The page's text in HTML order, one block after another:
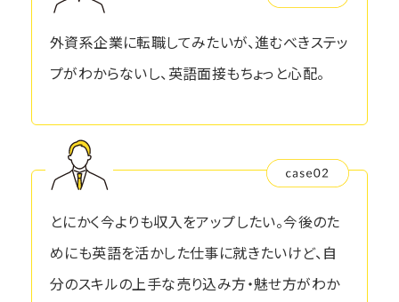
外資系企業に転職してみたいが、進むべきステッ
プがわからないし、英語面接もちょっと心配。
とにかく今よりも収入をアップしたい。今後のた
めにも英語を活かした仕事に就きたいけど、自
分のスキルの上手な売り込み方・魅せ方がわか